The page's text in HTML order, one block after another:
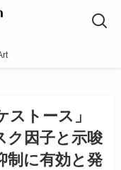
トース」
ク因子と示唆
制に有効と発